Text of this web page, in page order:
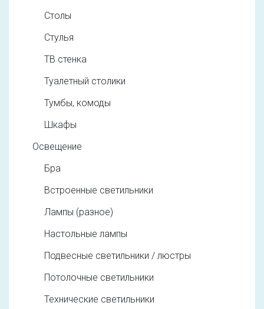
Столы
Стулья
ТВ стенка
Туалетный столики
Тумбы, комоды
Шкафы
Освещение
Бра
Встроенные светильники
Лампы (разное)
Настольные лампы
Подвесные светильники / люстры
Потолочные светильники
Технические светильники